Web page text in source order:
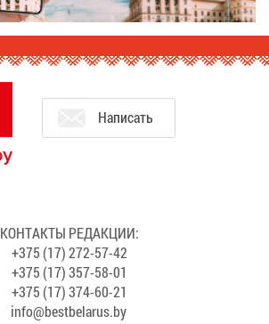
На­пи­сать
КОН­ТАК­ТЫ РЕ­ДАК­ЦИИ:
+375 (17) 272-57-42
+375 (17) 357-58-01
+375 (17) 374-60-21
info@​bes​tbel​arus.​by